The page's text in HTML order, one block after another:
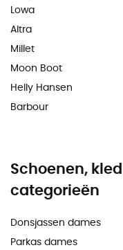
Lowa
Altra
Millet
Moon Boot
Helly Hansen
Barbour
Schoenen,
categorieën
Donsjassen dames
Parkas dames